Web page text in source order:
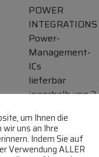
POWER
INTEGRATIONS
Power-
Management-
ICs
lieferbar
innerhalb von 3
um Ihnen die
uns an Ihre
Indem Sie auf
Verwendung ALLER